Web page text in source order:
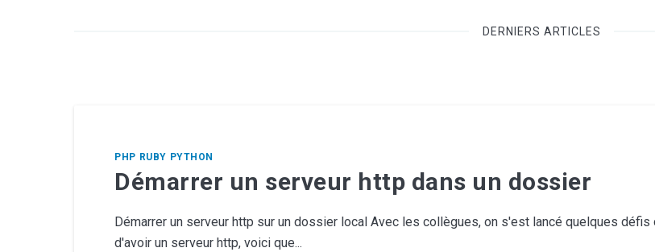
DERNIERS ARTICLES
PHP RUBY PYTHON
Démarrer un serveur http dans un dossier
Démarrer un serveur http sur un dossier local Avec les collègues, on s'est lancé quelques
d'avoir un serveur http, voici que...